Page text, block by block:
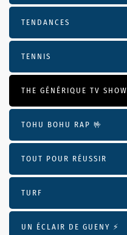
TENDANCES
TENNIS
THE GÉNÉRIQUE TV SHOW
TOHU BOHU RAP 🤟
TOUT POUR RÉUSSIR
TURF
UN ÉCLAIR DE GUENY ⚡️